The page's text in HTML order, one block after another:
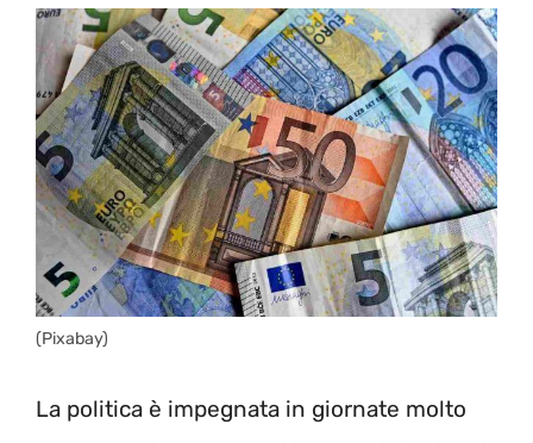
(Pixabay)
La politica è impegnata in giornate molto